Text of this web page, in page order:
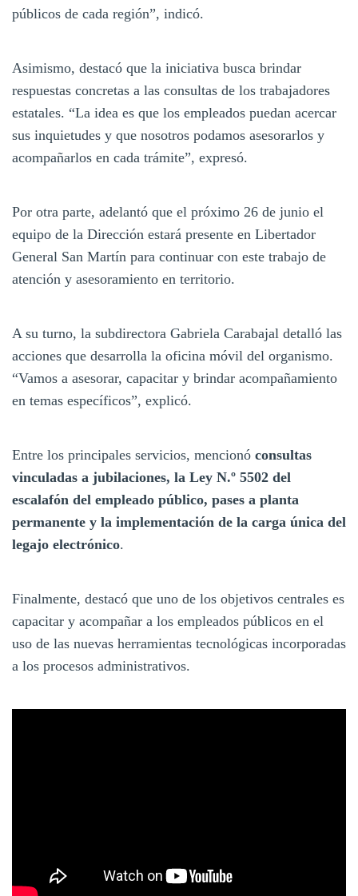
públicos de cada región”, indicó.
Asimismo, destacó que la iniciativa busca brindar
respuestas concretas a las consultas de los trabajadores
estatales. “La idea es que los empleados puedan acercar
sus inquietudes y que nosotros podamos asesorarlos y
acompañarlos en cada trámite”, expresó.
Por otra parte, adelantó que el próximo 26 de junio el
equipo de la Dirección estará presente en Libertador
General San Martín para continuar con este trabajo de
atención y asesoramiento en territorio.
A su turno, la subdirectora Gabriela Carabajal detalló las
acciones que desarrolla la oficina móvil del organismo.
“Vamos a asesorar, capacitar y brindar acompañamiento
en temas específicos”, explicó.
Entre los principales servicios, mencionó consultas
vinculadas a jubilaciones, la Ley N.º 5502 del
escalafón del empleado público, pases a planta
permanente y la implementación de la carga única del
legajo electrónico.
Finalmente, destacó que uno de los objetivos centrales es
capacitar y acompañar a los empleados públicos en el
uso de las nuevas herramientas tecnológicas incorporadas
a los procesos administrativos.